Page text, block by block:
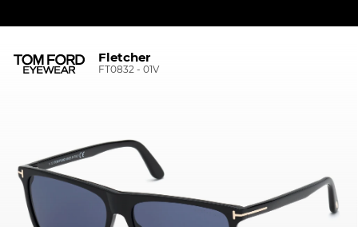
Fletcher
FT0832 - 01V